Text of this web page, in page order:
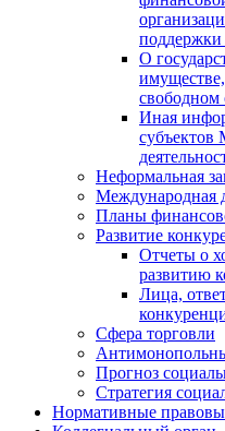
О
свободном
Иная
субъектов
Неформальная
Международная
Планы
Развитие
Отчеты о
развитию
Лица,
Сфера торговли
Прогноз
Стратегия
Нормативные